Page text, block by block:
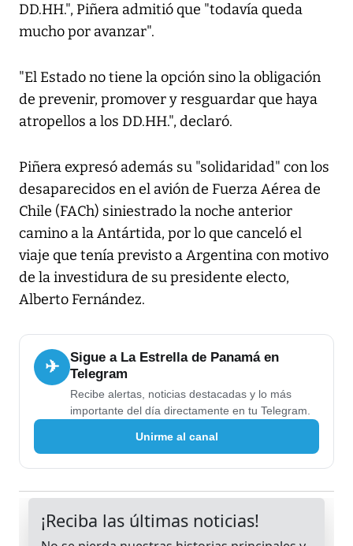
DD.HH.", Piñera admitió que "todavía queda
mucho por avanzar".
"El Estado no tiene la opción sino la obligación
de prevenir, promover y resguardar que haya
atropellos a los DD.HH.", declaró.
Piñera expresó además su "solidaridad" con los
desaparecidos en el avión de Fuerza Aérea de
Chile (FACh) siniestrado la noche anterior
camino a la Antártida, por lo que canceló el
viaje que tenía previsto a Argentina con motivo
de la investidura de su presidente electo,
Alberto Fernández.
✈
Sigue a La Estrella de Panamá en
Telegram
Recibe alertas, noticias destacadas y lo más
importante del día directamente en tu Telegram.
Unirme al canal